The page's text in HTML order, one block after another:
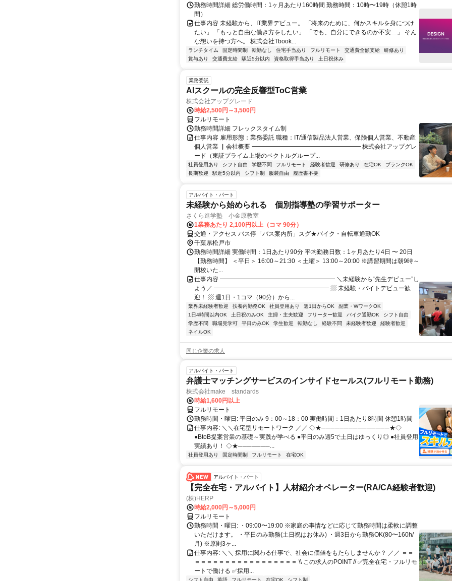
勤務時間詳細 総労働時間：1ヶ月あたり160時間 勤務時間：10時〜19時（休憩1時
間）
仕事内容 未経験から、IT業界デビュー。 「将来のために、何かスキルを身につけ
たい」 「もっと自由な働き方をしたい」 「でも、自分にできるのか不安…」 そん
な想いを持つ方へ。 株式会社Tbook...
ランチタイム 固定時間制 転勤なし 住宅手当あり フルリモート 交通費全額支給
研修あり
賞与あり
交通費支給 駅近5分以内 資格取得手当あり 土日祝休み
業務委託
AIスクールの完全反響型ToC営業
株式会社アップグレード
時給2,500円～3,500円
フルリモート
勤務時間詳細 フレックスタイム制
仕事内容 雇用形態：業務委託 職種：IT/通信製品法人営業、保険個人営業、不動産
個人営業 ▏会社概要 ━━━━━━━━━━━━━━━━━━ 株式会社アップグレ
ード（東証プライム上場のベクトルグループ...
社員登用あり シフト自由 学歴不問 フルリモート 経験者歓迎 研修あり 在宅OK
ブランクOK
長期歓迎
駅近5分以内 シフト制 服装自由 履歴書不要
アルバイト・パート
未経験から始められる 個別指導塾の学習サポーター
さくら進学塾 小金原教室
1業務あたり 2,100円以上（コマ 90分）
交通・アクセス バス停「バス案内所」スグ★バイク・自転車通勤OK
千葉県松戸市
勤務時間詳細 実働時間：1日あたり90分 平均勤務日数：1ヶ月あたり4日 〜 20日
【勤務時間】 ＜平日＞ 16:00～21:30 ＜土曜＞ 13:00～20:00 ※講習期間は朝9時～
開校いた...
仕事内容 ━━━━━━━━━━━━━━━━━━━ ＼未経験から“先生デビュー”し
よう／ ━━━━━━━━━━━━━━━━━━━ ▨ 未経験・バイトデビュー歓
迎！ ▨ 週1日・1コマ（90分）から...
業界未経験者歓迎 扶養内勤務OK 社員登用あり 週1日からOK
副業・WワークOK
1日4時間以内OK
土日祝のみOK 主婦・主夫歓迎 フリーター歓迎 バイク通勤OK
シフト自由
学歴不問
職場見学可 平日のみOK 学生歓迎 転勤なし 経験不問 未経験者歓迎
経験者歓迎
ネイルOK
同じ企業の求人
アルバイト・パート
弁護士マッチングサービスのインサイドセールス(フルリモート勤務)
株式会社make standards
時給1,600円以上
フルリモート
勤務時間・曜日: 平日のみ 9：00～18：00 実働時間：1日あたり8時間 休憩1時間
仕事内容: ＼＼在宅型リモートワーク ／／ ◇★───────────────★◇
●BtoB提案営業の基礎～実践が学べる ●平日のみ週5で土日はゆっくり◎ ●社員登用
実績あり！ ◇★───────...
社員登用あり 固定時間制 フルリモート 在宅OK
アルバイト・パート
【完全在宅・アルバイト】人材紹介オペレーター(RA/CA経験者歓迎)
(株)HERP
時給2,000円～5,000円
フルリモート
勤務時間・曜日: ・09:00〜19:00 ※家庭の事情などに応じて勤務時間は柔軟に調整
いただけます。 ・平日のみ勤務(土日祝はお休み) ・週3日から勤務OK(80〜160h/
月) ※原則3ヶ...
仕事内容: ＼＼ 採用に関わる仕事で、社会に価値をもたらしませんか？ ／／ ＝＝
＝＝＝＝＝＝＝＝＝＝＝＝＝＝＝＝＝ \\ この求人のPOINT // ✅完全在宅・フルリモ
ートで働ける ✅採用...
シフト自由 英語 フルリモート 在宅OK シフト制